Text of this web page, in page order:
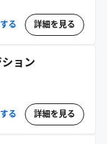
る 詳細を見る
ョン
る 詳細を見る